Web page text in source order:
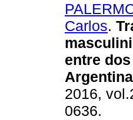
Carlos.
entre
2016,
0636.